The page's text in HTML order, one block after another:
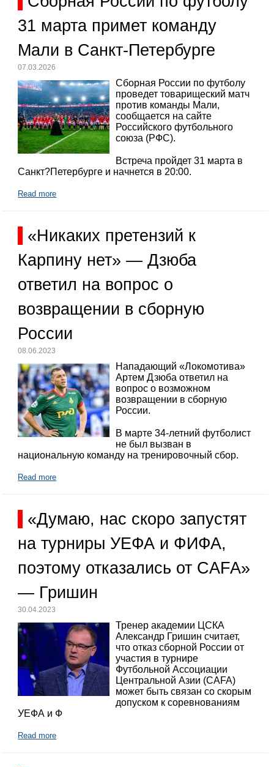
31 марта примет команду
Мали в Санкт-Петербурге
07.03.2026
Сборная России по футболу
проведет товарищеский матч
против команды Мали,
сообщается на сайте
Российского футбольного
союза (РФС).
Встреча пройдет 31 марта в
Санкт?Петербурге и начнется в 20:00.
Read more
«Никаких претензий к
Карпину нет» — Дзюба
ответил на вопрос о
возвращении в сборную
России
08.06.2023
Нападающий «Локомотива»
Артем Дзюба ответил на
вопрос о возможном
возвращении в сборную
России.
В марте 34-летний футболист
не был вызван в
национальную команду на тренировочный сбор.
Read more
«Думаю, нас скоро запустят
на турниры УЕФА и ФИФА,
поэтому отказались от CAFA»
— Гришин
30.04.2023
Тренер академии ЦСКА
Александр Гришин считает,
что отказ сборной России от
участия в турнире
Футбольной Ассоциации
Центральной Азии (CAFA)
может быть связан со скорым
допуском к соревнованиям
УЕФА и Ф
Read more